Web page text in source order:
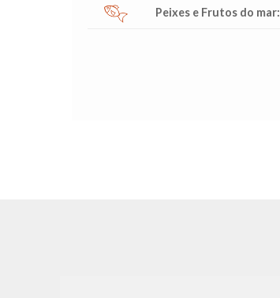
Peixes e Frutos do mar: